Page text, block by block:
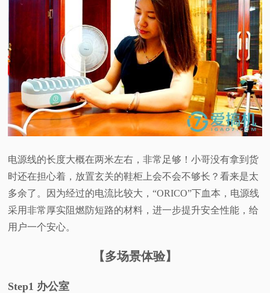
电源线的长度大概在两米左右，非常足够！小哥没有拿到货
时还在担心着，放置玄关的鞋柜上会不会不够长？看来是太
多余了。因为经过的电流比较大，“ORICO”下血本，电源线
采用非常厚实阻燃防短路的材料，进一步提升安全性能，给
用户一个安心。
【多场景体验】
Step1 办公室